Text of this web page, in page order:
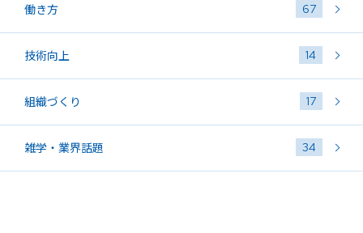
働き方 67
技術向上 14
組織づくり 17
雑学・業界話題 34